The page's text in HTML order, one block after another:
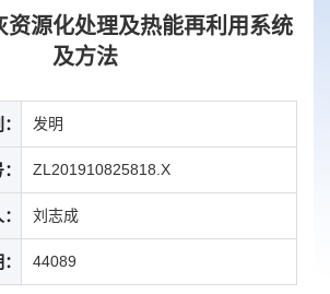
资源化处理及热能再利用系统
及方法
发明
ZL201910825818.X
刘志成
44089